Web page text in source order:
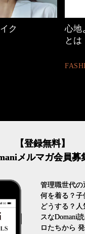
られるおしゃれ
【登録無料】
メルマガ会員募
管理職世代の
何を着る？子
どうする？
スなDomani
ロたちから